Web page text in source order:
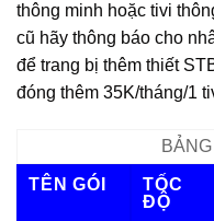
thông minh hoặc tivi
cũ hãy thông báo cho
để trang bị thêm thiết
đóng thêm 35K/tháng/1
TÊN GÓI
TỐC
ĐỘ